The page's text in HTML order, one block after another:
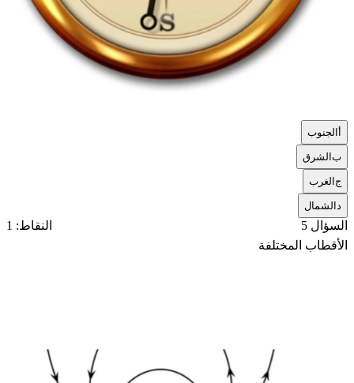
الجنوب
بالشرق
جالغرب
الشمال
السؤال 5
النقاط: 1
الأقطاب المختلفة